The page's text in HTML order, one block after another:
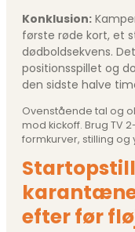
Konklusion:
første røde kort, et
dødboldsekvens.
positionsspillet og
den sidste halve
Ovenstående tal og
mod kickoff. Brug TV
formkurver, stilling
efter før